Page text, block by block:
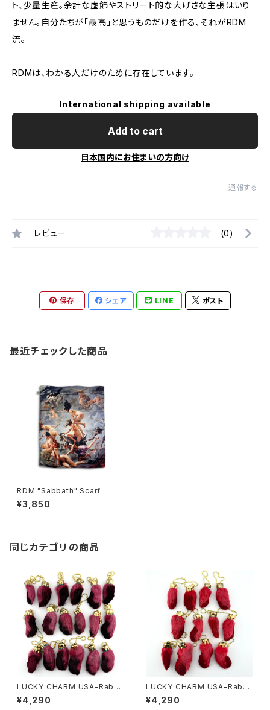
ト、少量生産。余計な虚飾やストリート的な大げさな主張はいり
ません。自分たちが「最高」と思うものだけを作る、それがRDM
流。
RDMは、わかる人だけのために存在しています。
International shipping available
Add to cart
日本国内にお住まいの方向け
通報する
レビュー (0)
保存 シェア LINE ポスト
最近チェックした商品
RDM "Sabbath" Scarf
¥3,850
同じカテゴリの商品
LUCKY CHARM USA-Rabbi
ts Foot key chain,Burgund
y N.O.S.
¥4,290
LUCKY CHARM USA-Rabbi
ts Foot key chain,Red N.O.
S.
¥4,290